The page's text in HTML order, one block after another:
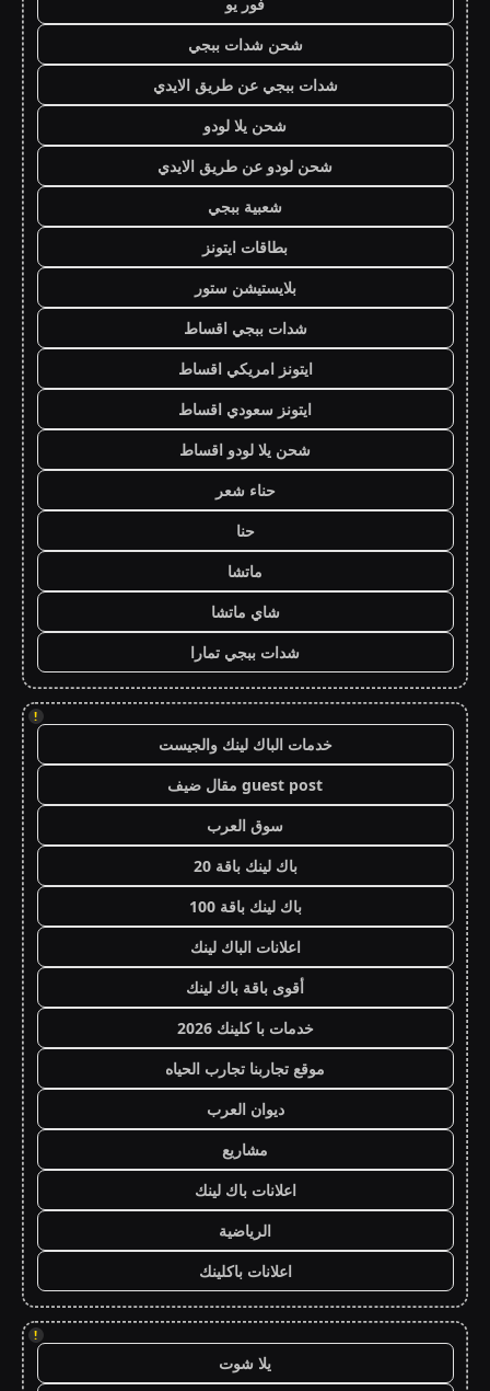
شحن شدات ببجي
شدات ببجي عن طريق الايدي
شحن يلا لودو
شحن لودو عن طريق الايدي
شعبية ببجي
بطاقات ايتونز
بلايستيشن ستور
شدات ببجي اقساط
ايتونز امريكي اقساط
ايتونز سعودي اقساط
شحن يلا لودو اقساط
حناء شعر
حنا
ماتشا
شاي ماتشا
شدات ببجي تمارا
!
خدمات الباك لينك والجيست
guest post مقال ضيف
سوق العرب
باك لينك باقة 20
باك لينك باقة 100
اعلانات الباك لينك
أقوى باقة باك لينك
خدمات با كلينك 2026
موقع تجاربنا تجارب الحياه
ديوان العرب
مشاريع
اعلانات باك لينك
الرياضية
اعلانات باكلينك
!
يلا شوت